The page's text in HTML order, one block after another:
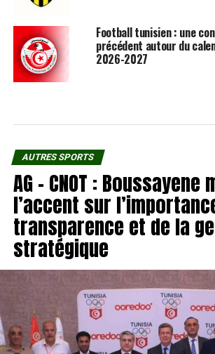
Football tunisien : une
précédent autour du
2026-2027
AUTRES SPORTS
AG – CNOT : Boussayene
l’accent sur
transparence et de la
stratégique